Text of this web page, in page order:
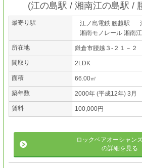
(江の島駅 湘南江の島駅
最寄り駅 江ノ島電鉄 腰越駅
湘南モノレール 湘南
所在地 鎌倉市腰越３-２１－２
間取り 2LDK
面積 66.00㎡
築年数 2000年 (平成12年) 3月
賃料 100,000円
ロックベアオーシャン
の詳細を見る